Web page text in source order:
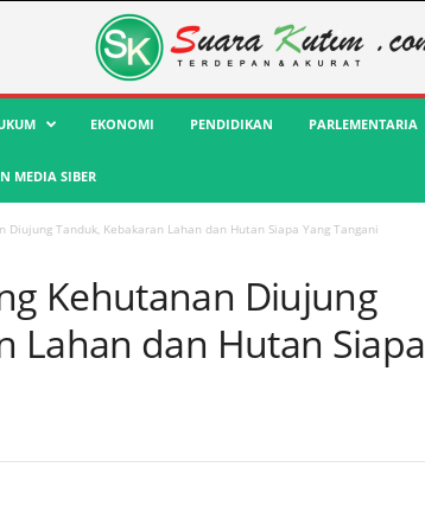
EKONOMI PENDIDIKAN PARLEMENTARIA
MEDIA SIBER
Diujung Tanduk, Kebakaran Lahan dan Hutan Siapa Yang Tangani
Kehutanan Diujung
Lahan dan Hutan Siapa